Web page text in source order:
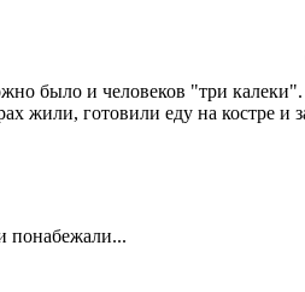
было и человеков "три
жили, готовили еду на костре и
понабежали...